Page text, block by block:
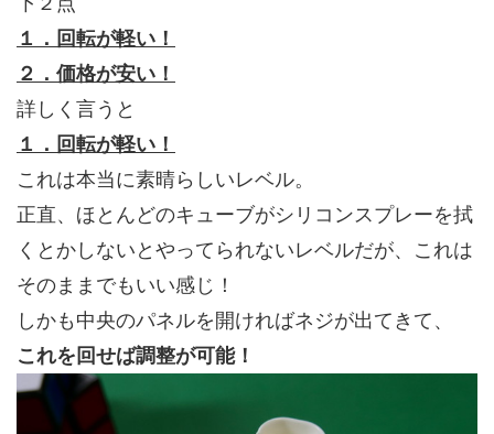
１．回転が軽い！
２．価格が安い！
詳しく言うと
１．回転が軽い！
これは本当に素晴らしいレベル。
正直、ほとんどのキューブがシリコンスプレーを拭
くとかしないとやってられないレベルだが、これは
そのままでもいい感じ！
しかも中央のパネルを開ければネジが出てきて、
これを回せば調整が可能！